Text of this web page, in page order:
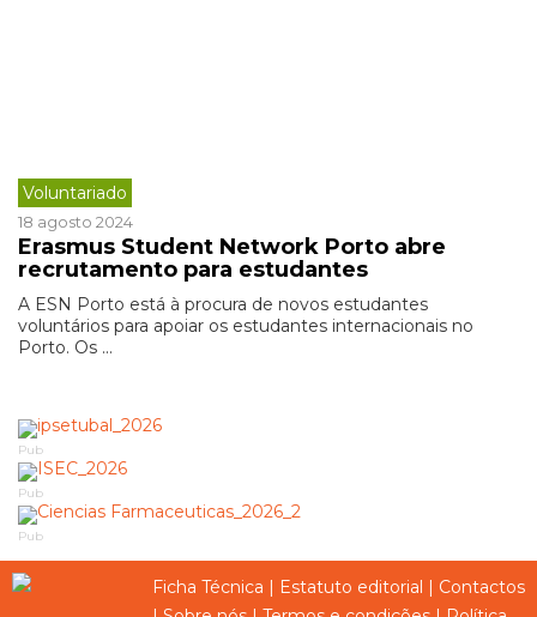
Voluntariado
18 agosto 2024
Erasmus Student Network Porto abre
recrutamento para estudantes
A ESN Porto está à procura de novos estudantes
voluntários para apoiar os estudantes internacionais no
Porto. Os ...
Pub
Pub
Pub
Ficha Técnica | Estatuto editorial | Contactos